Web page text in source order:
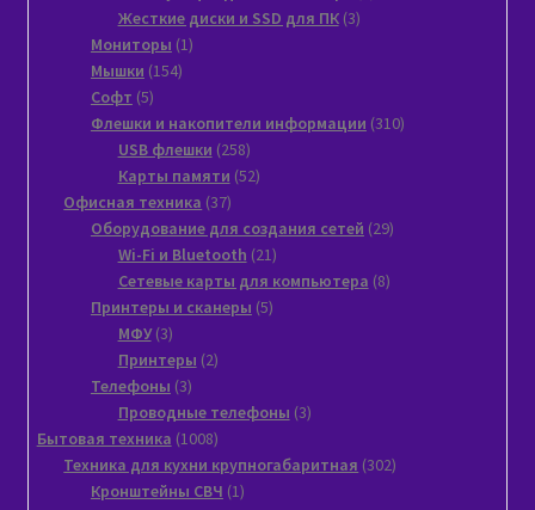
Жесткие диски и SSD для ПК 33
Мониторы 11
Мышки 154154
Софт 55
товаров
Флешки и накопители информации 310310
USB флешки 258258
товаров
Карты памяти 5252
Офисная техника 3737
товаров
Оборудование для создания сетей 2929
Wi-Fi и Bluetooth 2121
товар
Сетевые карты для компьютера 88
Принтеры и сканеры 55
МФУ 33
товара
Принтеры 22
Телефоны 33
товара
Проводные телефоны 33
Бытовая техника 10081008
товаров
Техника для кухни крупногабаритная 302302
Кронштейны СВЧ 11